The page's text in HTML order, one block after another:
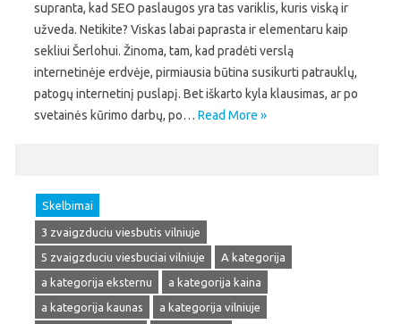
supranta, kad SEO paslaugos yra tas variklis, kuris viską ir
užveda. Netikite? Viskas labai paprasta ir elementaru kaip
sekliui Šerlohui. Žinoma, tam, kad pradėti verslą
internetinėje erdvėje, pirmiausia būtina susikurti patrauklų,
patogų internetinį puslapį. Bet iškarto kyla klausimas, ar po
svetainės kūrimo darbų, po… Read More »
Skelbimai
3 zvaigzduciu viesbutis vilniuje
5 zvaigzduciu viesbuciai vilniuje
A kategorija
a kategorija eksternu
a kategorija kaina
a kategorija kaunas
a kategorija vilniuje